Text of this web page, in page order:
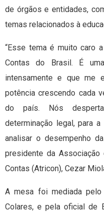
de órgãos e entidades,
temas relacionados à
“Esse tema é muito caro
Contas do Brasil. É
intensamente e que me
potência crescendo cada
do país. Nós
determinação legal, para
analisar o desempenho
presidente da
Contas (Atricon), Cezar
A mesa foi mediada pelo
Colares, e pela oficial de